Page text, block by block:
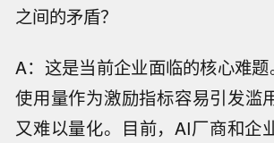
之间的矛盾？
A：这是当前企业面临的核心难
使用量作为激励指标容易引发滥
又难以量化。目前，AI厂商和企